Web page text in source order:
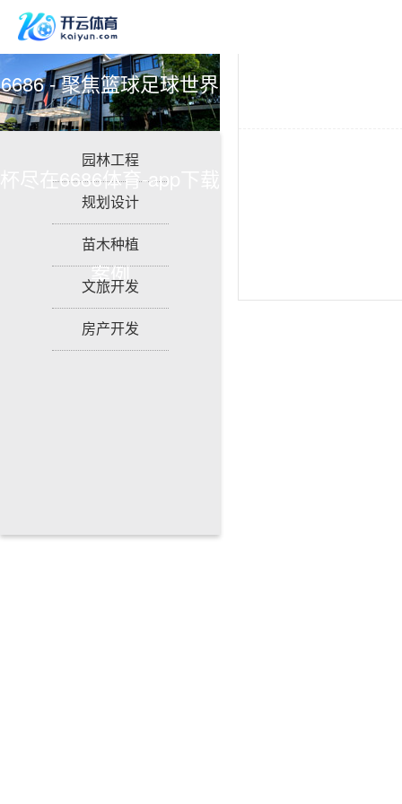
6686 - 聚焦篮球足球世界
杯尽在6686体育-app下载
案例
园林工程
规划设计
苗木种植
文旅开发
房产开发